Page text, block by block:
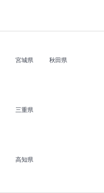
宮城県
秋田県
三重県
高知県